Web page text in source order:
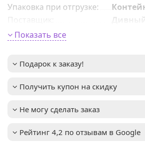
Упаковка при отгрузке:
Поставщик
Дивный
Форма хвои:
Зимостойкость:
Освещенность
Вид:
форме,
Показать все
Подарок к заказу!
Получить купон на скидку
Не могу сделать заказ
Рейтинг 4,2 по отзывам в Google